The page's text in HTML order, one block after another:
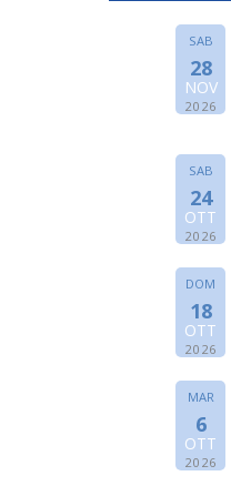
SAB
28
NOV
2026
SAB
24
OTT
2026
DOM
18
OTT
2026
MAR
6
OTT
2026